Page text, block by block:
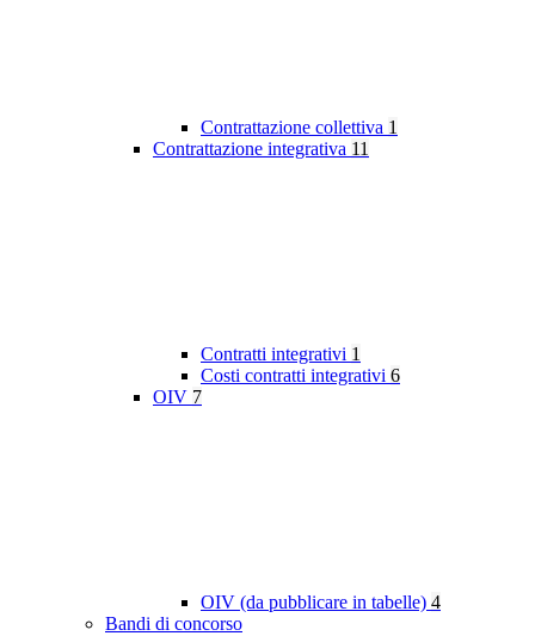
Contrattazione collettiva 1
Contrattazione integrativa 11
Contratti integrativi 1
Costi contratti integrativi 6
OIV 7
OIV (da pubblicare in tabelle) 4
Bandi di concorso